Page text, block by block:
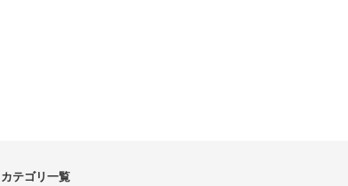
カテゴリ一覧